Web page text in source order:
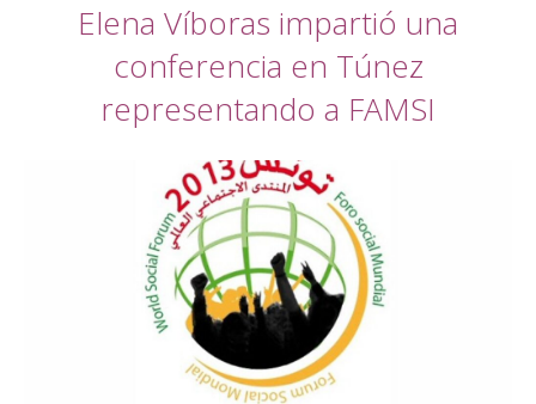
Elena Víboras impartió una
conferencia en Túnez
representando a FAMSI